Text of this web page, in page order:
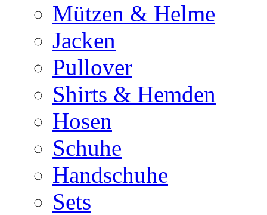
Mützen & Helme
Jacken
Pullover
Shirts & Hemden
Hosen
Schuhe
Handschuhe
Sets